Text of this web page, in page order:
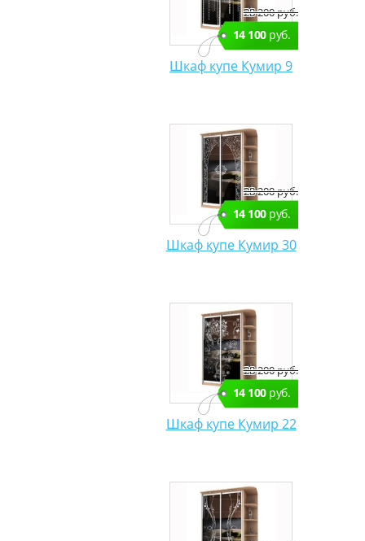
28 200 руб.
14 100руб.
Шкаф купе Кумир 9
28 200 руб.
14 100руб.
Шкаф купе Кумир 30
28 200 руб.
14 100руб.
Шкаф купе Кумир 22